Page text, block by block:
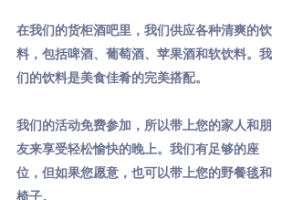
在我们的货柜酒吧里，我们供应各种清爽的饮
料，包括啤酒、葡萄酒、苹果酒和软饮料。我
们的饮料是美食佳肴的完美搭配。
我们的活动免费参加，所以带上您的家人和朋
友来享受轻松愉快的晚上。我们有足够的座
位，但如果您愿意，也可以带上您的野餐毯和
椅子。